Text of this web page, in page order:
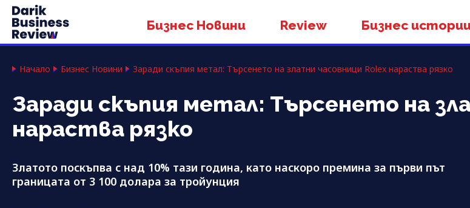
Бизнес Новини Review Бизнес
Начало Бизнес Новини Заради скъпия метал: Търсенето на златни часовници Rolex нараства рязко
Заради скъпия метал: Търсенето на
нараства рязко
Златото поскъпва с над 10% тази година, като наскоро премина за първи път
границата от 3 100 долара за тройунция